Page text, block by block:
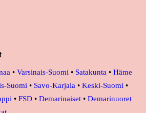
• Varsinais-Suomi • Satakunta • Häme
Suomi • Savo-Karjala • Keski-Suomi •
• FSD • Demarinaiset • Demarinuoret